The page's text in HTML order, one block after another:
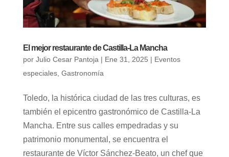
El mejor restaurante de Castilla-La Mancha
por Julio Cesar Pantoja | Ene 31, 2025 | Eventos
especiales, Gastronomía
Toledo, la histórica ciudad de las tres culturas, es
también el epicentro gastronómico de Castilla-La
Mancha. Entre sus calles empedradas y su
patrimonio monumental, se encuentra el
restaurante de Víctor Sánchez-Beato, un chef que